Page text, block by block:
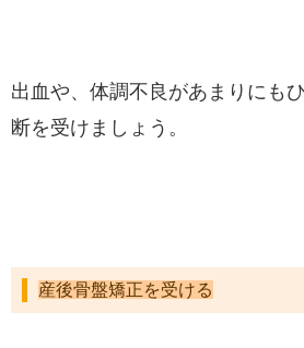
出血や、体調不良があまりにも
断を受けましょう。
産後骨盤矯正を受ける